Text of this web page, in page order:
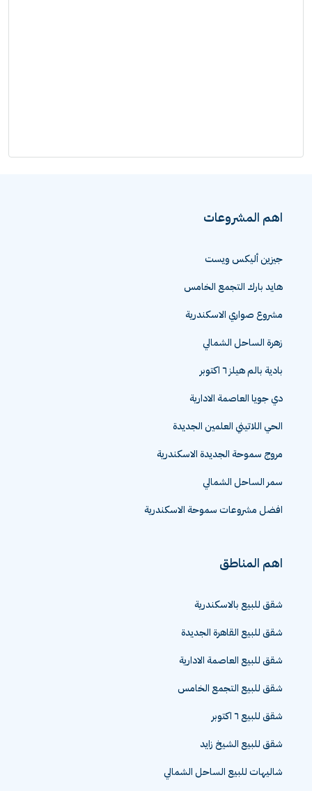
اهم المشروعات
جيزين أليكس ويست
هايد بارك التجمع الخامس
مشروع صواري الاسكندرية
زهرة الساحل الشمالي
بادية بالم هيلز ٦ اكتوبر
دي جويا العاصمة الادارية
الحي اللاتيني العلمين الجديدة
مروج سموحة الجديدة الاسكندرية
سمر الساحل الشمالي
افضل مشروعات سموحة الاسكندرية
اهم المناطق
شقق للبيع بالاسكندرية
شقق للبيع القاهرة الجديدة
شقق للبيع العاصمة الادارية
شقق للبيع التجمع الخامس
شقق للبيع ٦ اكتوبر
شقق للبيع الشيخ زايد
شاليهات للبيع الساحل الشمالي